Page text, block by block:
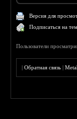
Версия для
Подписаться на
Пользователи
|Обратная связь |